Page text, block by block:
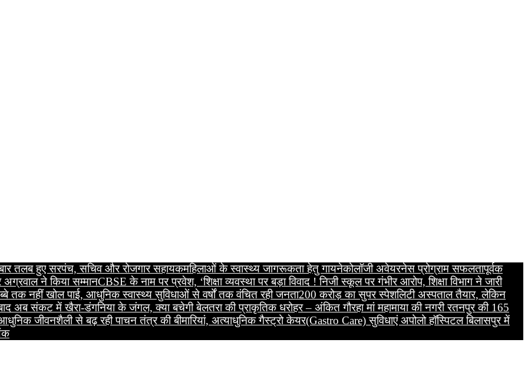
तलब हुए सरपंच, सचिव और रोजगार सहायकमहिलाओं के स्वास्थ्य जागरूकता हेतु गायनेकोलॉजी अवेयरनेस प्रोग्राम सफलतापूर्वक
ने किया सम्मानCBSE के नाम पर प्रवेश, ‘शिक्षा व्यवस्था पर बड़ा विवाद ! निजी स्कूल पर गंभीर आरोप, शिक्षा विभाग ने जारी
तक नहीं खोल पाई, आधुनिक स्वास्थ्य सुविधाओं से वर्षों तक वंचित रही जनता200 करोड़ का सुपर स्पेशलिटी अस्पताल तैयार, लेकिन
अब संकट में खैरा-डंगनिया के जंगल, क्या बचेगी बेलतरा की प्राकृतिक धरोहर – अंकित गौरहामां महामाया की नगरी रतनपुर की 165
जीवनशैली से बढ़ रही पाचन तंत्र की बीमारियां, अत्याधुनिक गैस्ट्रो केयर(Gastro Care) सुविधाएं अपोलो हॉस्पिटल बिलासपुर में